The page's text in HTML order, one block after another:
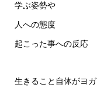
学ぶ姿勢や
人への態度
起こった事への反応
生きること自体がヨガ